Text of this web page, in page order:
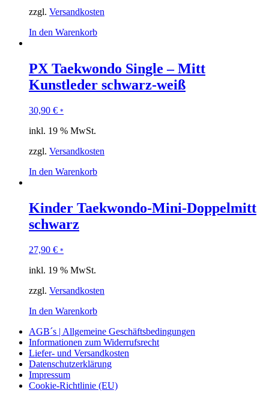
zzgl. Versandkosten
In den Warenkorb
PX Taekwondo Single – Mitt
Kunstleder schwarz-weiß
30,90 € *
inkl. 19 % MwSt.
zzgl. Versandkosten
In den Warenkorb
Kinder Taekwondo-Mini-Doppelmitt
schwarz
27,90 € *
inkl. 19 % MwSt.
zzgl. Versandkosten
In den Warenkorb
AGB´s | Allgemeine Geschäftsbedingungen
Informationen zum Widerrufsrecht
Liefer- und Versandkosten
Datenschutzerklärung
Impressum
Cookie-Richtlinie (EU)